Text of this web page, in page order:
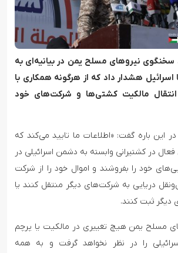
نیروهای مسلح یمن در بیانیه‌ای به
هشدار داد که از هرگونه همکاری با
انتقال مالکیت کشتی‌ها و شرکت‌های خود
این باره گفت: «اطلاعات ما تایید می‌کند که
در کشتیرانی وابسته به دشمن اسرائیلی در
خود را بفروشند و اموال خود را از شرکت
دریایی به شرکت‌های دیگر منتقل کنند یا
دیگر ثبت کنند.
مسلح یمن هیچ تغییری در مالکیت یا پرچم
را در نظر نخواهد گرفت و به همه